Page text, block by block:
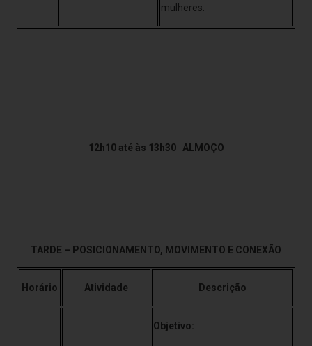
mulheres.
12h10 até às 13h30 ALMOÇO
TARDE – POSICIONAMENTO, MOVIMENTO E CONEXÃO
Horário Atividade Descrição
Objetivo: